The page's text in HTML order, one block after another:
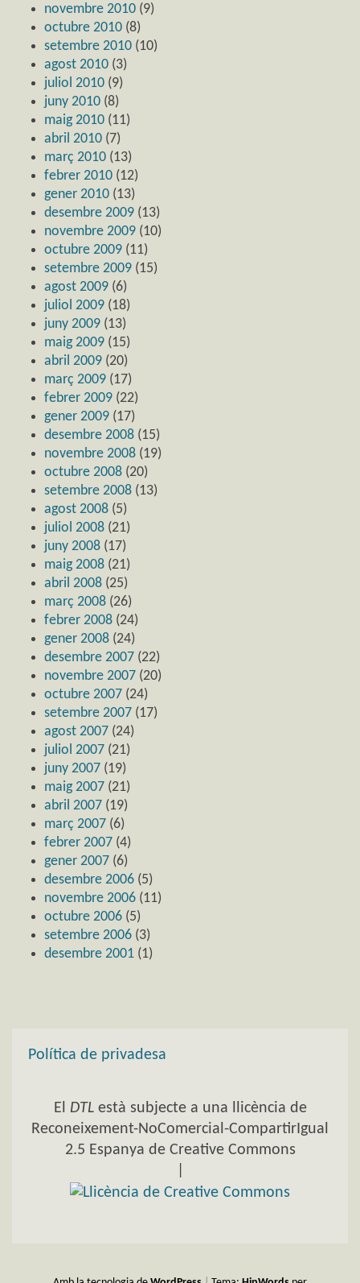
novembre 2010 (9)
octubre 2010 (8)
setembre 2010 (10)
agost 2010 (3)
juliol 2010 (9)
juny 2010 (8)
maig 2010 (11)
abril 2010 (7)
març 2010 (13)
febrer 2010 (12)
gener 2010 (13)
desembre 2009 (13)
novembre 2009 (10)
octubre 2009 (11)
setembre 2009 (15)
agost 2009 (6)
juliol 2009 (18)
juny 2009 (13)
maig 2009 (15)
abril 2009 (20)
març 2009 (17)
febrer 2009 (22)
gener 2009 (17)
desembre 2008 (15)
novembre 2008 (19)
octubre 2008 (20)
setembre 2008 (13)
agost 2008 (5)
juliol 2008 (21)
juny 2008 (17)
maig 2008 (21)
abril 2008 (25)
març 2008 (26)
febrer 2008 (24)
gener 2008 (24)
desembre 2007 (22)
novembre 2007 (20)
octubre 2007 (24)
setembre 2007 (17)
agost 2007 (24)
juliol 2007 (21)
juny 2007 (19)
maig 2007 (21)
abril 2007 (19)
març 2007 (6)
febrer 2007 (4)
gener 2007 (6)
desembre 2006 (5)
novembre 2006 (11)
octubre 2006 (5)
setembre 2006 (3)
desembre 2001 (1)
Política de privadesa
El DTLestà subjecte a una llicència de
Reconeixement-NoComercial-CompartirIgual
2.5 Espanya de Creative Commons